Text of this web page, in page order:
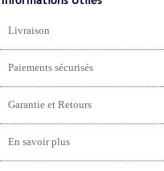
Livraison
Paiements sécurisés
Garantie et Retours
En savoir plus